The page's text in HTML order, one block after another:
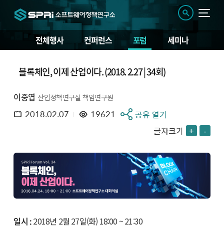
전체행사 컨퍼런스 포럼 세미나
블록체인, 이제 산업이다. (2018. 2.27 | 34회)
이중엽 산업정책연구실 책임연구원
2018.02.07 19621
공유 열기
글자크기 + -
일시 :2018년 2월 27일(화) 18:00 ~ 21:30